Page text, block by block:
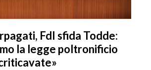
FdI sfida Todde:
la legge poltronificio